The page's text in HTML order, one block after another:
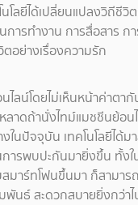
นโลยีได้เปลี่ยนแปลงวิถีชี
การทำงาน การสื่อสาร ก
อย่างเรื่องความรัก
ไลน์โดยไม่เห็นหน้าค่าตา
ลาดถ้านั่งไทม์แมชชีนย้อน
ในปัจจุบัน เทคโนโลยีได้ม
ารพบปะกันมายิ่งขึ้น ทั้งใ
มาร์ทโฟนขึ้นมา ก็สามาร
นธ์ สะดวกสบายยิ่งกว่า